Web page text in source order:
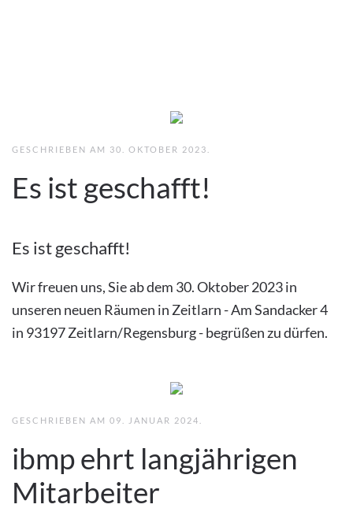
GESCHRIEBEN AM 30. OKTOBER 2023
Es ist geschafft!
Es ist geschafft!
Wir freuen uns, Sie ab dem 30. Oktober 2023 in
unseren neuen Räumen in Zeitlarn - Am Sandacker 4
in 93197 Zeitlarn/Regensburg - begrüßen zu dürfen.
GESCHRIEBEN AM 09. JANUAR 2024
ibmp ehrt langjährigen
Mitarbeiter